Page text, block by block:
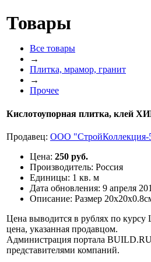
Товары
Все товары
→
Плитка, мрамор, гранит
→
Прочее
Кислотоупорная плитка, клей
Продавец: ООО "СтройКоллекция-
Цена: 250 руб.
Производитель: Россия
Единицы: 1 кв. м
Дата обновления: 9 апреля
Описание: Размер
Цена выводится в рублях по
цена, указанная продавцом.
Администрация портала
представителями компаний.